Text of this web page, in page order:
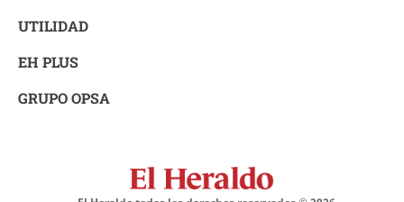
UTILIDAD
EH PLUS
GRUPO OPSA